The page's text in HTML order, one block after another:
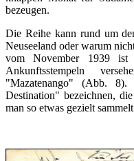
bezeugen.
Die Reihe kann rund um
Neuseeland oder warum
vom November 1939 ist
Ankunftsstempeln
"Mazatenango" (Abb.
Destination" bezeichnen,
man so etwas gezielt